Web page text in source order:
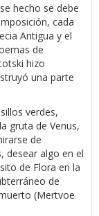
hecho se debe
cada
Antigua y el
de
hizo
una parte
verdes,
gruta de Venus,
de
desear algo en el
de Flora en la
de
(Mertvoe